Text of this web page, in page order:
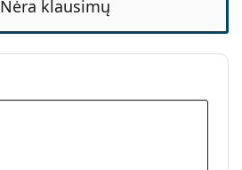
Nėra klausimų